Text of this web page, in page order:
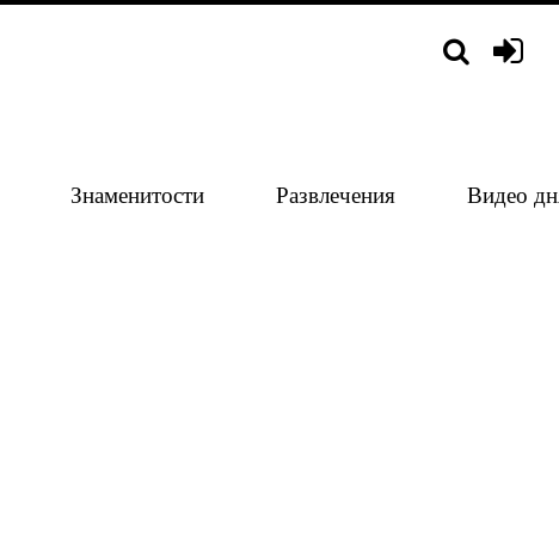
Знаменитости Развлечения Видео